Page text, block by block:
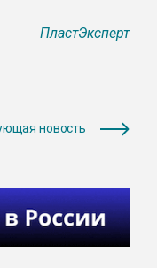
ПластЭксперт
новость